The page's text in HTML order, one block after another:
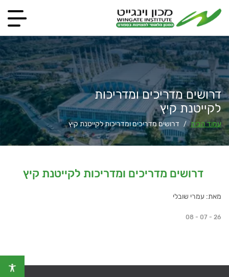
דרושים מדריכים ומדריכות
לקייטנת קיץ
עמוד הבית / דרושים מדריכים ומדריכות לקייטנת קיץ
דרושים מדריכים ומדריכות לקייטנת קיץ
מאת: עמרי שובלי
08 - 07 - 26